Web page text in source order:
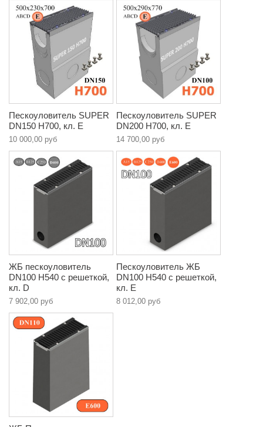
Пескоуловитель SUPER
DN150 H700, кл. E
10 000,00 руб
Пескоуловитель SUPER
DN200 H700, кл. E
14 700,00 руб
ЖБ пескоуловитель
DN100 H540 с решеткой,
кл. D
7 902,00 руб
Пескоуловитель ЖБ
DN100 H540 с решеткой,
кл. E
8 012,00 руб